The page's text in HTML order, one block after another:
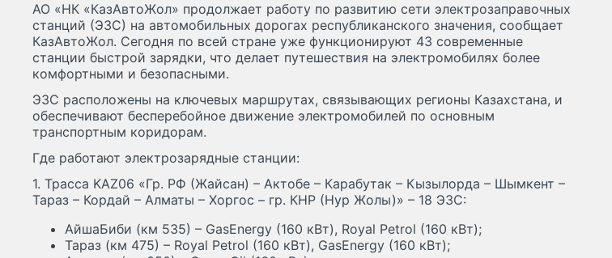
АО «НК «КазАвтоЖол» продолжает работу по развитию сети электрозаправочных
станций (ЭЗС) на автомобильных дорогах республиканского значения, сообщает
КазАвтоЖол. Сегодня по всей стране уже функционируют 43 современные
станции быстрой зарядки, что делает путешествия на электромобилях более
комфортными и безопасными.
ЭЗС расположены на ключевых маршрутах, связывающих регионы Казахстана, и
обеспечивают бесперебойное движение электромобилей по основным
транспортным коридорам.
Где работают электрозарядные станции:
1. Трасса KAZ06 «Гр. РФ (Жайсан) – Актобе – Карабутак – Кызылорда – Шымкент –
Тараз – Кордай – Алматы – Хоргос – гр. КНР (Нур Жолы)» – 18 ЭЗС:
АйшаБиби (км 535) – GasEnergy (160 кВт), Royal Petrol (160 кВт);
Тараз (км 475) – Royal Petrol (160 кВт), GasEnergy (160 кВт);